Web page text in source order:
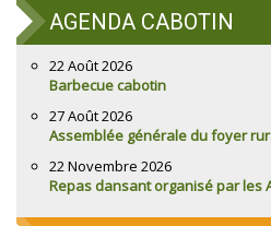
AGENDA CABOTIN
22 Août 2026
Barbecue cabotin
27 Août 2026
Assemblée générale du foyer
22 Novembre 2026
Repas dansant organisé par les